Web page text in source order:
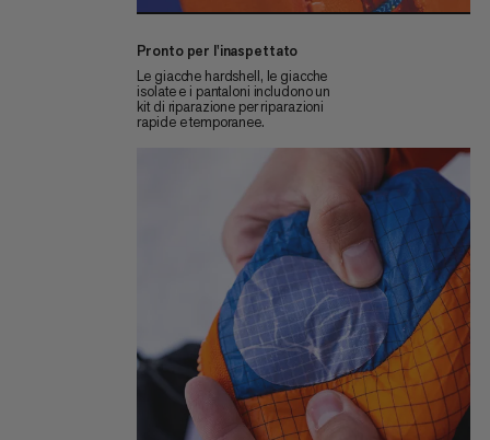
Pronto per l'inaspettato
Le giacche hardshell, le giacche
isolate e i pantaloni includono un
kit di riparazione per riparazioni
rapide e temporanee.